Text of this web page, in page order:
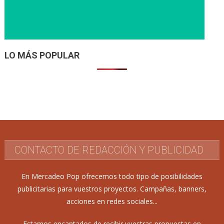
LO MÁS POPULAR
CONTACTO DE REDACCIÓN Y PUBLICIDAD
En Mercadeo Pop ofrecemos todo tipo de posibilidades
publicitarias para vuestros proyectos. Campañas, banners,
acciones en redes sociales...